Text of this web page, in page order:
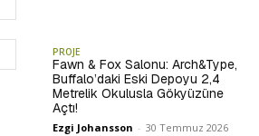
Posta:*
Website:PROJE
Fawn & Fox Salonu: Arch&Type,
Buffalo’daki Eski Depoyu 2,4
Metrelik Okulusla Gökyüzüne
Açtı!
Ezgi Johansson - 30 Temmuz 2026